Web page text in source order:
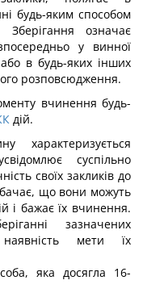
будь-яким способом
означає
у винної
в будь-яких інших
розповсюдження.
вчинення будь-
дій.
характеризується
суспільно
своїх закликів до
що вони можуть
і бажає їх вчинення.
зазначених
мети їх
яка досягла 16-